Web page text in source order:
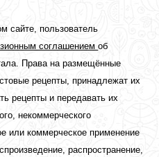
сайте, пользователь
соглашениемоб
Права на размещённые
рецепты, принадлежат их
рецепты и передавать их
некоммерческого
или коммерческое применение
распространение,